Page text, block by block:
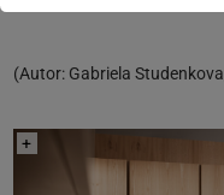
(Autor: Gabriela Studenkova